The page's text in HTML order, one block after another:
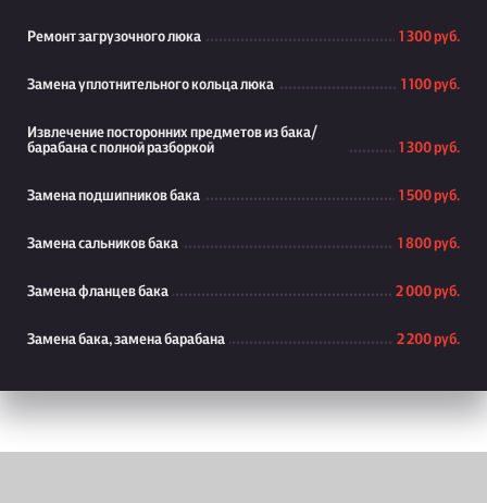
Ремонт загрузочного люка 1 300 руб.
Замена уплотнительного кольца люка 1 100 руб.
Извлечение посторонних предметов из бака/
барабана с полной разборкой
1 300 руб.
Замена подшипников бака 1 500 руб.
Замена сальников бака 1 800 руб.
Замена фланцев бака 2 000 руб.
Замена бака, замена барабана 2 200 руб.